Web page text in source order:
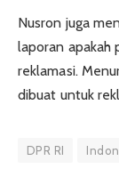
Nusron juga
laporan apakah
reklamasi.
dibuat untuk
DPR RI